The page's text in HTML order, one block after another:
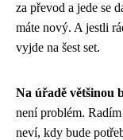
za převod a jede se
máte nový. A jestli
vyjde na šest set.
Na úřadě většinou
není problém.
neví, kdy bude